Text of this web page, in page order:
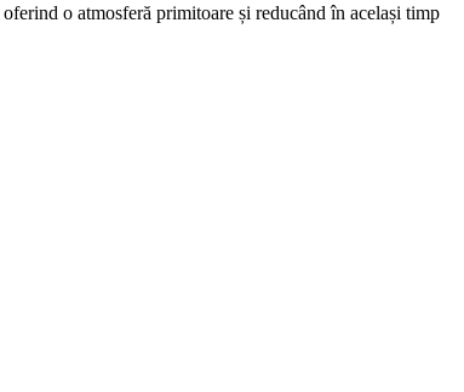
o atmosferă primitoare și reducând în același timp